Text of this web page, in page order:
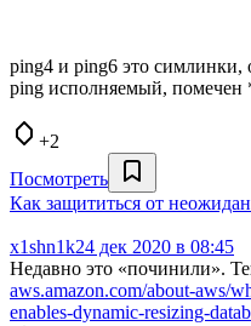
ping4 и ping6 это симлинки,
ping исполняемый, помечен
+2
Посмотреть
Как защититься от
x1shn1k24 дек 2020 в 08:45
Недавно это «починили».
aws.amazon.com/about-aws/
enables-dynamic-resizing-